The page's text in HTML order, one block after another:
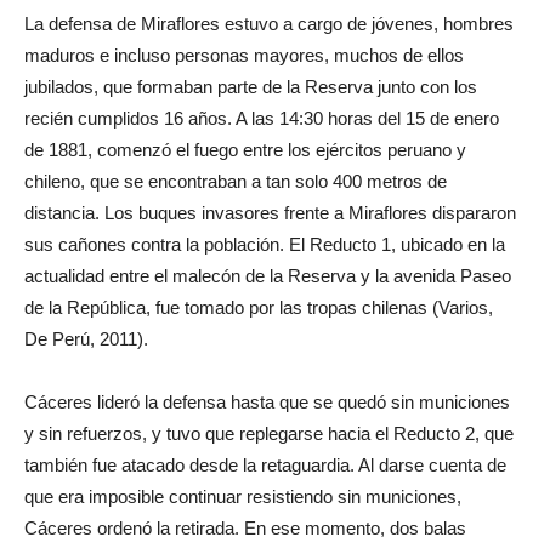
La defensa de Miraflores estuvo a cargo de jóvenes, hombres
maduros e incluso personas mayores, muchos de ellos
jubilados, que formaban parte de la Reserva junto con los
recién cumplidos 16 años. A las 14:30 horas del 15 de enero
de 1881, comenzó el fuego entre los ejércitos peruano y
chileno, que se encontraban a tan solo 400 metros de
distancia. Los buques invasores frente a Miraflores dispararon
sus cañones contra la población. El Reducto 1, ubicado en la
actualidad entre el malecón de la Reserva y la avenida Paseo
de la República, fue tomado por las tropas chilenas (Varios,
De Perú, 2011).
Cáceres lideró la defensa hasta que se quedó sin municiones
y sin refuerzos, y tuvo que replegarse hacia el Reducto 2, que
también fue atacado desde la retaguardia. Al darse cuenta de
que era imposible continuar resistiendo sin municiones,
Cáceres ordenó la retirada. En ese momento, dos balas